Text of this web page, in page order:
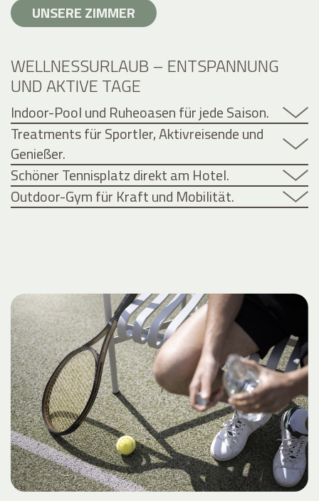
UNSERE ZIMMER
WELLNESSURLAUB – ENTSPANNUNG
UND AKTIVE TAGE
Indoor-Pool und Ruheoasen für jede Saison.
Treatments für Sportler, Aktivreisende und
Genießer.
Schöner Tennisplatz direkt am Hotel.
Outdoor-Gym für Kraft und Mobilität.